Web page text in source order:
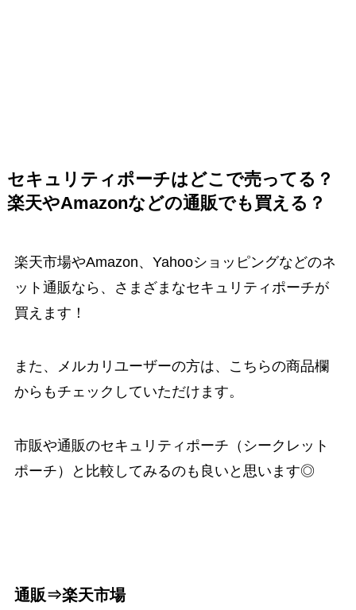
セキュリティポーチはどこで売ってる？
楽天やAmazonなどの通販でも買える？
楽天市場やAmazon、Yahooショッピングなどのネ
ット通販なら、さまざまなセキュリティポーチが
買えます！
また、メルカリユーザーの方は、こちらの商品欄
からもチェックしていただけます。
市販や通販のセキュリティポーチ（シークレット
ポーチ）と比較してみるのも良いと思います◎
通販⇒楽天市場